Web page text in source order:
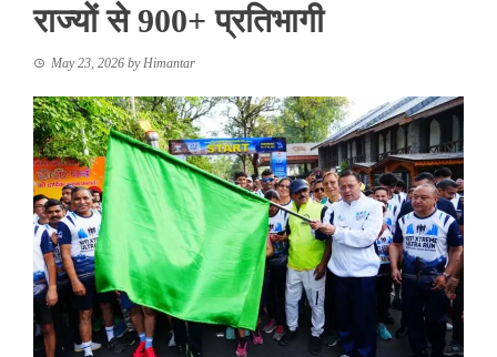
राज्यों से 900+ प्रतिभागी
May 23, 2026 byHimantar